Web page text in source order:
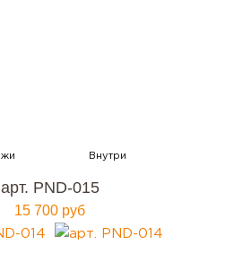
арт. PND-015
15 700 руб